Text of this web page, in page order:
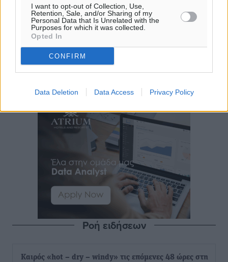
I want to opt-out of Collection, Use,
Retention, Sale, and/or Sharing of my
Personal Data that Is Unrelated with the
Purposes for which it was collected.
Opted In
CONFIRM
Data Deletion Data Access Privacy Policy
Ροή ειδήσεων
Καιρός «hot – dry – windy» τις επόμενες 48 ώρες στη